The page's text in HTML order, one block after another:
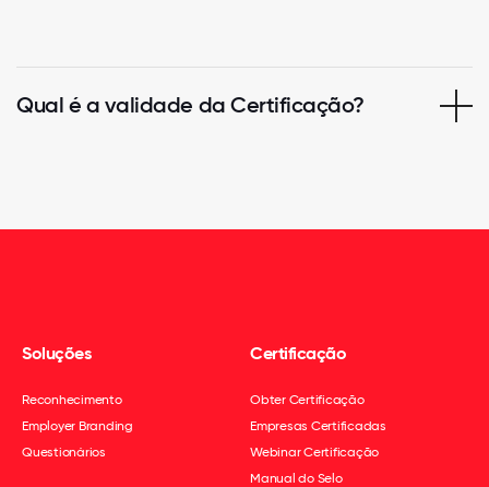
Qual é a validade da Certificação?
Soluções
Reconhecimento
Employer Branding
Questionários
Certificação
Obter Certificação
Empresas Certificadas
Webinar Certificação
Manual do Selo